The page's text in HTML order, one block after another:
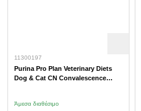
11300197
Purina Pro Plan Veterinary Diets
Dog & Cat CN Convalescence
Άμεσα διαθέσιμο